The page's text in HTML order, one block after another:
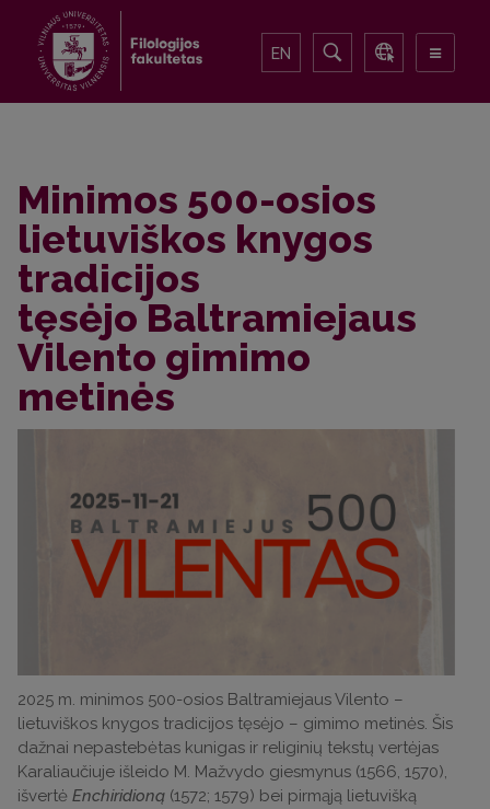
EN
Minimos 500-osios
lietuviškos knygos
tradicijos
tęsėjo Baltramiejaus
Vilento gimimo
metinės
2025 m. minimos 500-osios Baltramiejaus Vilento –
lietuviškos knygos tradicijos tęsėjo – gimimo metinės. Šis
dažnai nepastebėtas kunigas ir religinių tekstų vertėjas
Karaliaučiuje išleido M. Mažvydo giesmynus (1566, 1570),
išvertė Enchiridioną (1572; 1579) bei pirmąją lietuvišką